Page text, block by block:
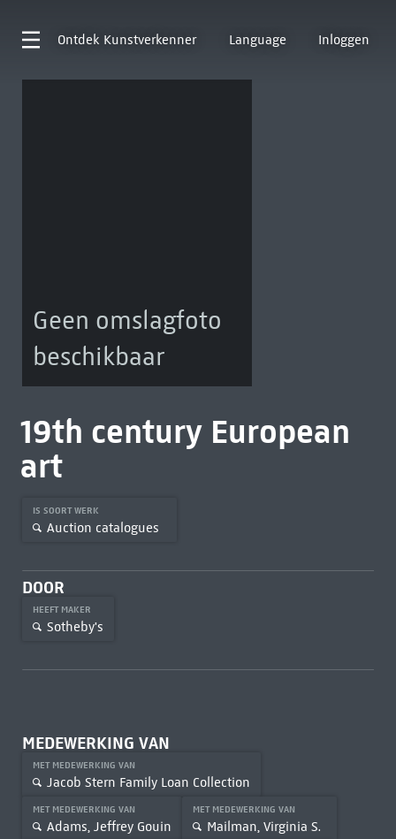
Ontdek Kunstverkenner Language Inloggen
Geen omslagfoto
beschikbaar
19th century European
art
IS SOORT WERK
Auction catalogues
DOOR
HEEFT MAKER
Sotheby's
MEDEWERKING VAN
MET MEDEWERKING VAN
Jacob Stern Family Loan Collection
MET MEDEWERKING VAN
Adams, Jeffrey Gouin
MET MEDEWERKING VAN
Mailman, Virginia S.